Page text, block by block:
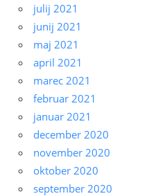
julij 2021
junij 2021
maj 2021
april 2021
marec 2021
februar 2021
januar 2021
december 2020
november 2020
oktober 2020
september 2020